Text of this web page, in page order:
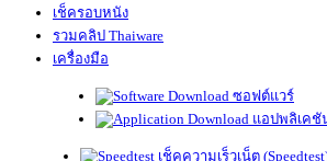
เช็ครอบหนัง
รวมคลิป Thaiware
เครื่องมือ
ซอฟต์แวร์
แอปพลิเค
เช็คความเร็วเน็ต